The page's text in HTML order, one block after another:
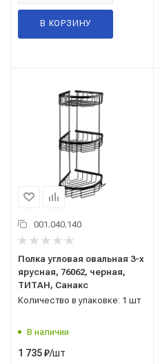
В КОРЗИНУ
001.040.140
Полка угловая овальная 3-х
ярусная, 76062, черная,
ТИТАН, Санакс
Количество в упаковке: 1 шт
В наличии
1 735₽/шт